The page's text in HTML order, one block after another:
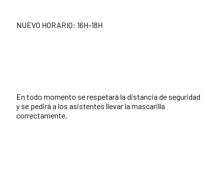
NUEVO HORARIO: 16H-18H
En todo momento se respetará la distancia de seguridad
y se pedirá a los asistentes llevar la mascarilla
correctamente.